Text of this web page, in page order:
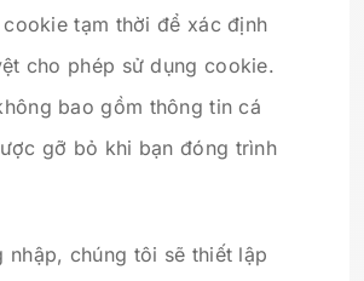
tạm thời để xác định
cho phép sử dụng cookie.
bao gồm thông tin cá
gỡ bỏ khi bạn đóng trình
nhập, chúng tôi sẽ thiết lập